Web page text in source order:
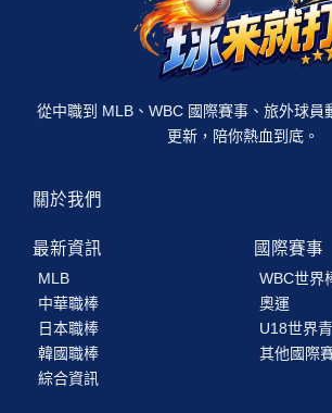
從中職到 MLB、WBC 國際賽事、旅外球員
更新，陪你熱血到底。
關於我們
最新資訊
MLB
中華職棒
日本職棒
韓國職棒
綜合資訊
國際賽事
WBC世界
奧運
U18世界
其他國際